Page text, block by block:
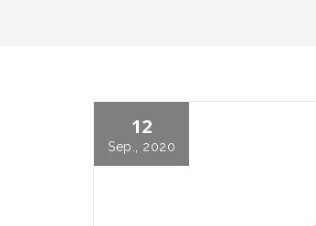
12
Sep., 2020